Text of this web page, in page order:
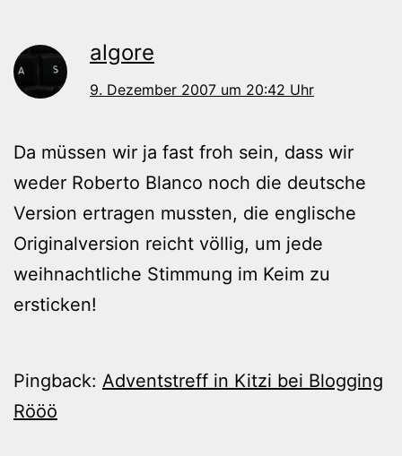
algore
9. Dezember 2007 um 20:42 Uhr
Da müssen wir ja fast froh sein, dass wir
weder Roberto Blanco noch die deutsche
Version ertragen mussten, die englische
Originalversion reicht völlig, um jede
weihnachtliche Stimmung im Keim zu
ersticken!
Pingback: Adventstreff in Kitzi bei Blogging
Rööö